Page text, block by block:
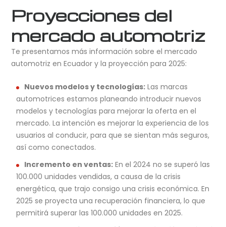
Proyecciones del
mercado automotriz
Te presentamos más información sobre el mercado
automotriz en Ecuador y la proyección para 2025:
Nuevos modelos y tecnologías: Las marcas
automotrices estamos planeando introducir nuevos
modelos y tecnologías para mejorar la oferta en el
mercado. La intención es mejorar la experiencia de los
usuarios al conducir, para que se sientan más seguros,
así como conectados.
Incremento en ventas: En el 2024 no se superó las
100.000 unidades vendidas, a causa de la crisis
energética, que trajo consigo una crisis económica. En
2025 se proyecta una recuperación financiera, lo que
permitirá superar las 100.000 unidades en 2025.